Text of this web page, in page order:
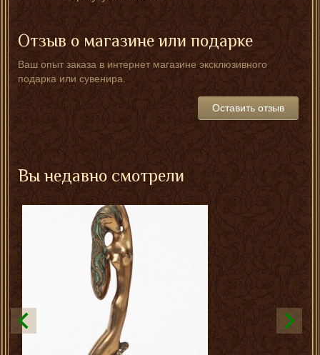
Отзыв о магазине или подарке
Ваш опыт заказа в интернет магазине эксклюзивного
подарка или сувенира.
Оставить отзыв
Вы недавно смотрели